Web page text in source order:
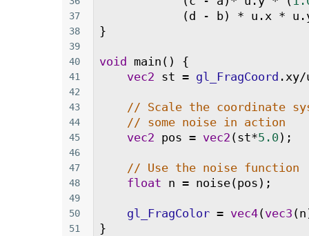
37 (d - b) * u . x * u .
38 }
39
40
void main () {
41 vec2 st = gl_FragCoord . xy/
42
43
// Scale the coordinate
44 // some noise in action
45 vec2 pos = vec2 (st*5.0 );
46
47
// Use the noise function
48 float n = noise(pos );
49
50
gl_FragColor = vec4(vec3 (n
51 }